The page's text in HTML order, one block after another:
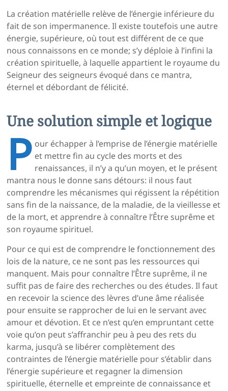
La création matérielle relève de l’énergie inférieure du
fait de son impermanence. Il existe toutefois une autre
énergie, supérieure, où tout est différent de ce que
nous connaissons en ce monde; s’y déploie à l’infini la
création spirituelle, à laquelle appartient le royaume du
Seigneur des seigneurs évoqué dans ce mantra,
éternel et débordant de félicité.
Une solution simple et logique
P our échapper à l’emprise de l’énergie matérielle
et mettre fin au cycle des morts et des
renaissances, il n’y a qu’un moyen, et le présent
mantra nous le donne sans détours: il nous faut
comprendre les mécanismes qui régissent la répétition
sans fin de la naissance, de la maladie, de la vieillesse et
de la mort, et apprendre à connaître l’Être suprême et
son royaume spirituel.
Pour ce qui est de comprendre le fonctionnement des
lois de la nature, ce ne sont pas les ressources qui
manquent. Mais pour connaître l’Être suprême, il ne
suffit pas de faire des recherches ou des études. Il faut
en recevoir la science des lèvres d’une âme réalisée
pour ensuite se rapprocher de lui en le servant avec
amour et dévotion. Et ce n’est qu’en empruntant cette
voie qu’on peut s’affranchir peu à peu des rets du
karma, jusqu’à se libérer complètement des
contraintes de l’énergie matérielle pour s’établir dans
l’énergie supérieure et regagner la dimension
spirituelle, éternelle et empreinte de connaissance et